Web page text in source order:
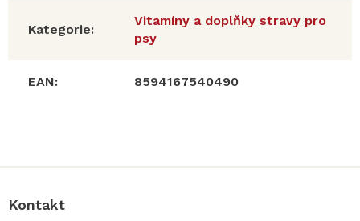
Kategorie:
Vitamíny a doplňky stravy pro
psy
EAN: 8594167540490
Kontakt